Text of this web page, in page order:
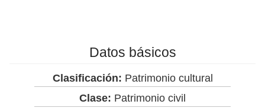
Datos básicos
Clasificación: Patrimonio cultural
Clase: Patrimonio civil